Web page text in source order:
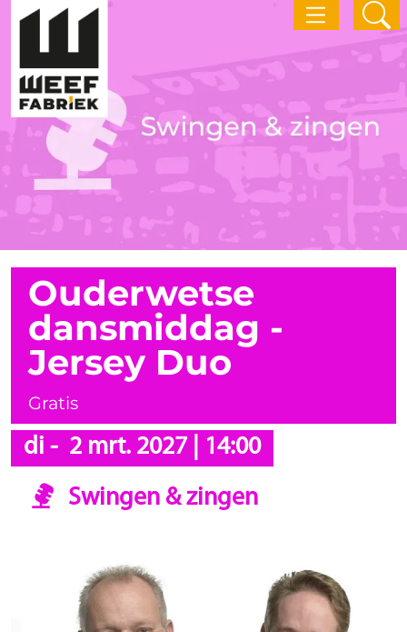
Ouderwetse
dansmiddag -
Jersey Duo
Gratis
di - 2 mrt. 2027| 14:00
Swingen & zingen